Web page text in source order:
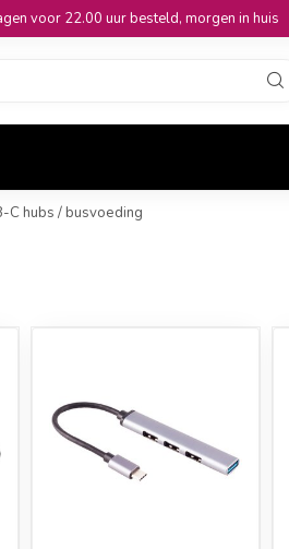
voor 22.00 uur besteld, morgen in huis
C hubs / busvoeding